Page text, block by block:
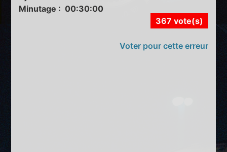
Minutage : 00:30:00
367 vote(s)
Voter pour cette erreur